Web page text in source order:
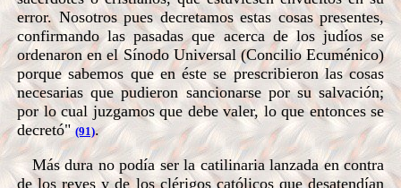
error. Nosotros pues decretamos estas cosas presentes,
confirmando las pasadas que acerca de los judíos se
ordenaron en el Sínodo Universal (Concilio Ecuménico)
porque sabemos que en éste se prescribieron las cosas
necesarias que pudieron sancionarse por su salvación;
por lo cual juzgamos que debe valer, lo que entonces se
decretó" (91).
Más dura no podía ser la catilinaria lanzada en contra
de los reyes y de los clérigos católicos que desatendían